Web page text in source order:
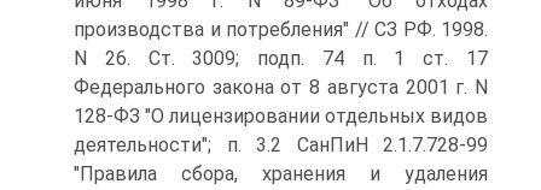
производства и потребления" // СЗ РФ. 1998.
N 26. Ст. 3009; подп. 74 п. 1 ст. 17
Федерального закона от 8 августа 2001 г. N
128-ФЗ "О лицензировании отдельных видов
деятельности"; п. 3.2 СанПиН 2.1.7.728-99
"Правила сбора, хранения и удаления